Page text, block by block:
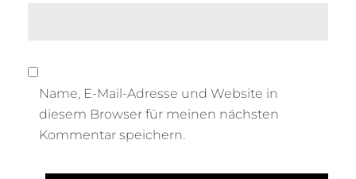
Name, E-Mail-Adresse und Website in
diesem Browser für meinen nächsten
Kommentar speichern.